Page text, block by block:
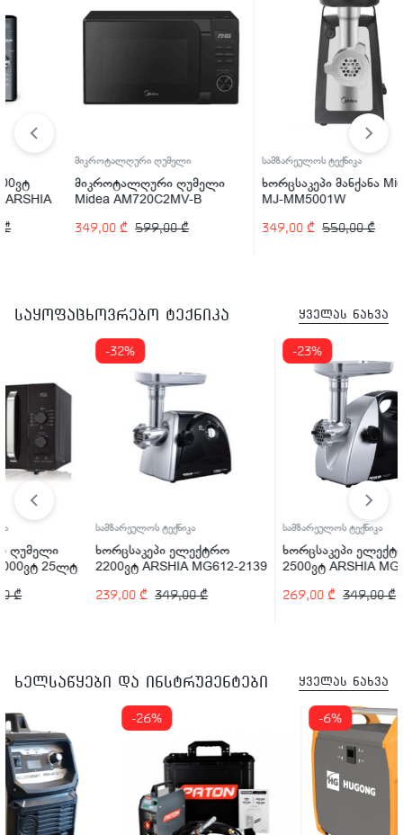
მიკროტალღური ღუმელი
მიკროტალღური ღუმელი
Midea AM720C2MV-B
599,00 ₾
სამზარეულოს ტექნიკა
ხორცსაკეპი მანქანა Midea
MJ-MM5001W
550,00₾
საყოფაცხოვრებო ტექნიკა ყველას ნახვა
სამზარეულოს ტექნიკა
ხორცსაკეპი ელექტრო
2200ვტ ARSHIA MG612-2139
349,00₾
239,00
სამზარეულოს ტექნიკა
ხორცსაკეპი ელექტრო
2500ვტ ARSHIA MG128-2140
349,00₾
ხელსაწყები და ინსტრუმენტები ყველას ნახვა